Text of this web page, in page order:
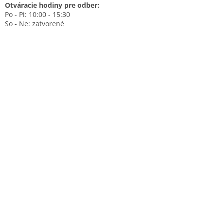
Otváracie hodiny pre odber:
Po - Pi: 10:00 - 15:30
So - Ne: zatvorené